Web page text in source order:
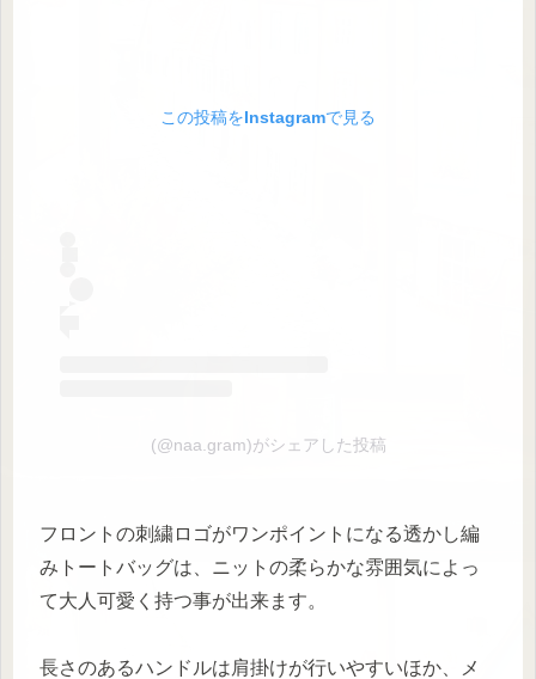
この投稿をInstagramで見る
(@naa.gram)がシェアした投稿
フロントの刺繍ロゴがワンポイントになる透かし編
みトートバッグは、ニットの柔らかな雰囲気によっ
て大人可愛く持つ事が出来ます。
長さのあるハンドルは肩掛けが行いやすいほか、メ